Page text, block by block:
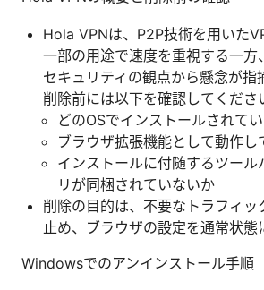
Hola VPNは、P2P技術を用いた
一部の用途で速度を重視する一方
セキュリティの観点から懸念が指
削除前には以下を確認してくださ
どのOSでインストールされて
ブラウザ拡張機能として動作し
インストールに付随するツール
リが同梱されていないか
削除の目的は、不要なトラフィッ
止め、ブラウザの設定を通常状態
Windowsでのアンインストール手順